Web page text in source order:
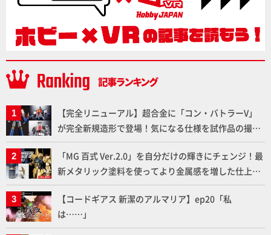
【完全リニューアル】超合金に「コン・バトラーV」
が完全新規造形で登場！気になる仕様を試作品の撮り
下ろしでご紹介!!さらに「大鉄人17」＆「ワンエイ
ト」セット情報もお届け！【超合金の魂】
「MG 百式 Ver.2.0」を自分だけの輝きにチェンジ！最
新メタリック塗料を使ってより金属感を増した仕上が
りに!!【試し読み】
【コードギアス 新潔のアルマリア】ep20「私
は……」